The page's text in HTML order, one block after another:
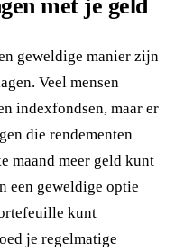
met je geld
geweldige manier zijn
Veel mensen
indexfondsen, maar er
die rendementen
maand meer geld kunt
een geweldige optie
kunt
je regelmatige